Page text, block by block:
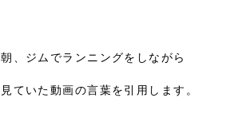
朝、ジムでランニングをしながら
見ていた動画の言葉を引用します。